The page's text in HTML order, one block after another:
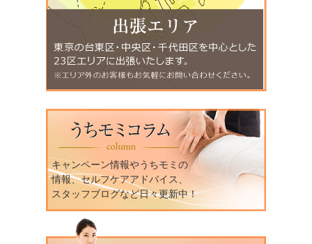
キャンペーン情報やうちモミの
情報、セルフケアアドバイス、
スタッフブログなど日々更新中！